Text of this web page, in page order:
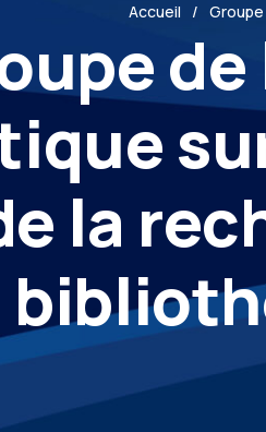
Accueil
la